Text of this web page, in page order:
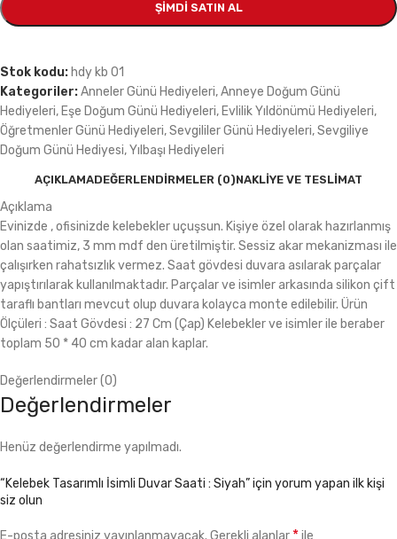
ŞIMDI SATIN AL
Stok kodu: hdy kb 01
Kategoriler:Anneler Günü Hediyeleri,Anneye Doğum Günü
Hediyeleri, Eşe Doğum Günü Hediyeleri, Evlilik Yıldönümü Hediyeleri,
Öğretmenler Günü Hediyeleri,Sevgililer Günü Hediyeleri,Sevgiliye
Doğum Günü Hediyesi,Yılbaşı Hediyeleri
AÇIKLAMADEĞERLENDIRMELER (0)NAKLIYE VE TESLIMAT
Açıklama
Evinizde , ofisinizde kelebekler uçuşsun. Kişiye özel olarak hazırlanmış
olan saatimiz, 3 mm mdf den üretilmiştir. Sessiz akar mekanizması ile
çalışırken rahatsızlık vermez. Saat gövdesi duvara asılarak parçalar
yapıştırılarak kullanılmaktadır. Parçalar ve isimler arkasında silikon çift
taraflı bantları mevcut olup duvara kolayca monte edilebilir. Ürün
Ölçüleri : Saat Gövdesi : 27 Cm (Çap) Kelebekler ve isimler ile beraber
toplam 50 * 40 cm kadar alan kaplar.
Değerlendirmeler (0)
Değerlendirmeler
Henüz değerlendirme yapılmadı.
“Kelebek Tasarımlı İsimli Duvar Saati : Siyah” için yorum yapan ilk kişi
siz olun
*